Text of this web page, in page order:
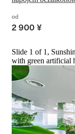
od
2 900 ¥
Slide 1 of 1,
with green artificial